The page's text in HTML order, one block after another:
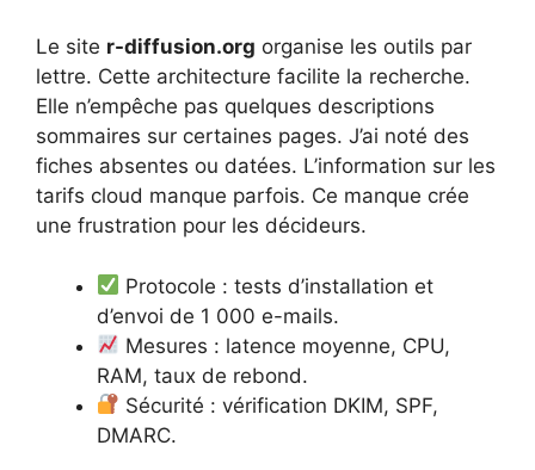
Le site r-diffusion.org organise les outils par
lettre. Cette architecture facilite la recherche.
Elle n’empêche pas quelques descriptions
sommaires sur certaines pages. J’ai noté des
fiches absentes ou datées. L’information sur les
tarifs cloud manque parfois. Ce manque crée
une frustration pour les décideurs.
Protocole : tests d’installation et
d’envoi de 1 000 e-mails.
Mesures : latence moyenne, CPU,
RAM, taux de rebond.
Sécurité : vérification DKIM, SPF,
DMARC.